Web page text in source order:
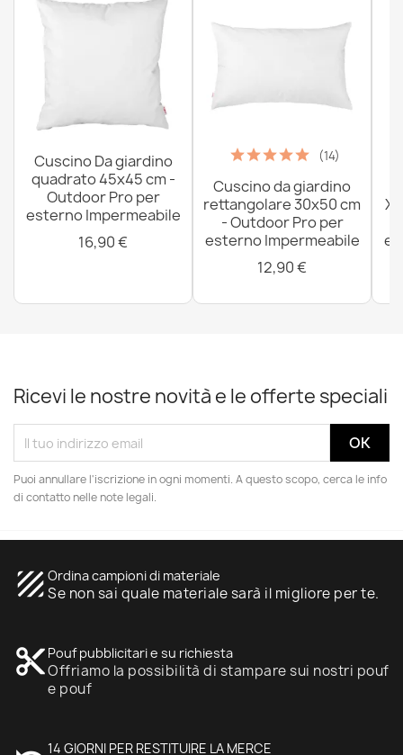
Cuscino Da giardino
quadrato 45x45 cm -
Outdoor Pro per
esterno Impermeabile
16,90 €
(14)
Cuscino da giardino
rettangolare 30x50 cm
- Outdoor Pro per
esterno Impermeabile
12,90 €
Ricevi le nostre novità e le offerte speciali
Puoi annullare l'iscrizione in ogni momenti. A questo scopo, cerca le info
di contatto nelle note legali.
texture Ordina campioni di materiale
Se non sai quale materiale sarà il migliore per te.
content_cut Pouf pubblicitari e su richiesta
Offriamo la possibilità di stampare sui nostri pouf
e pouf
14 GIORNI PER RESTITUIRE LA MERCE